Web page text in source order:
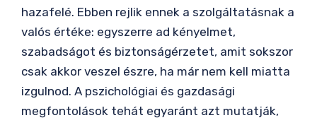
hazafelé. Ebben rejlik ennek a szolgáltatásnak a
valós értéke: egyszerre ad kényelmet,
szabadságot és biztonságérzetet, amit sokszor
csak akkor veszel észre, ha már nem kell miatta
izgulnod. A pszichológiai és gazdasági
megfontolások tehát egyaránt azt mutatják,